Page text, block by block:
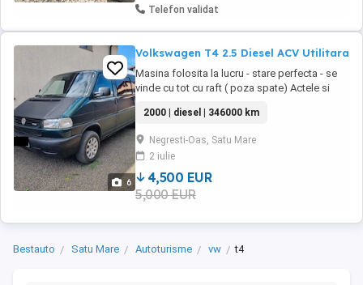
Telefon validat
6
Volkswagen T4 2.5 Diesel ACV Utilitara
Masina folosita la lucru - stare perfecta - se
vinde cu tot cu raft ( poza spate) Actele si
fost schimbate : - telescoape fata spate -
discuri placute fata - service directie Detine
incalzire auxiliara automata - defecta
momentan Adusa din Belgia - unic ...
2000 | diesel | 346000 km
Negresti-Oas, Satu Mare
2 iulie
4,500 EUR
5,000 EUR
Bestauto Satu Mare Autoturisme vw t4